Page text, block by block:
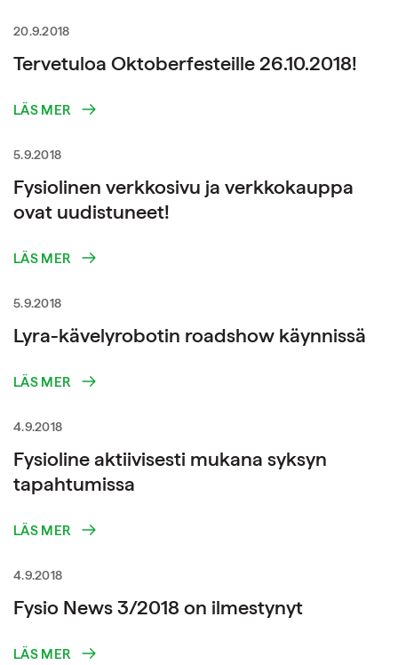
20.9.2018
Tervetuloa Oktoberfesteille 26.10.2018!
LÄS MER
5.9.2018
Fysiolinen verkkosivu ja verkkokauppa
ovat uudistuneet!
LÄS MER
5.9.2018
Lyra-kävelyrobotin roadshow käynnissä
LÄS MER
4.9.2018
Fysioline aktiivisesti mukana syksyn
tapahtumissa
LÄS MER
4.9.2018
Fysio News 3/2018 on ilmestynyt
LÄS MER